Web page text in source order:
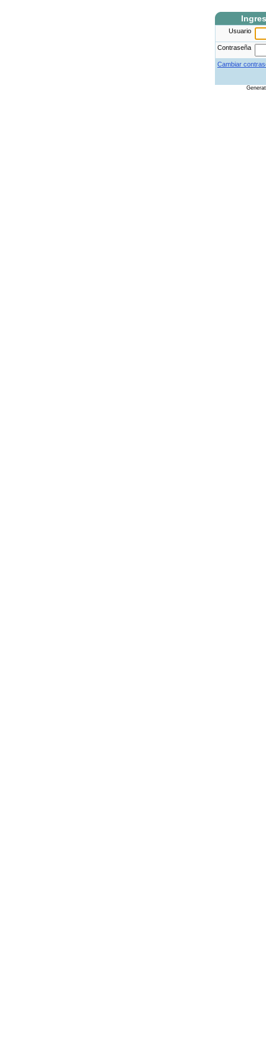
Usuario
Contraseña
Cambiar